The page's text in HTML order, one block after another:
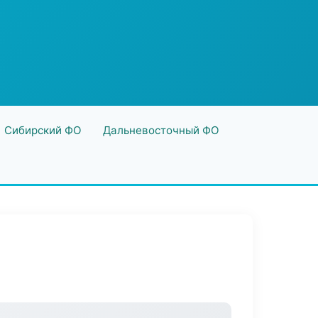
Сибирский ФО Дальневосточный ФО